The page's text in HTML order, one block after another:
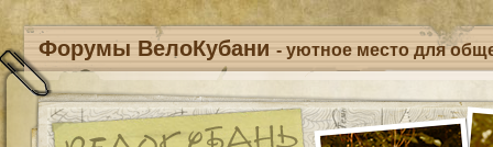
Форумы ВелоКубани - уютное место для